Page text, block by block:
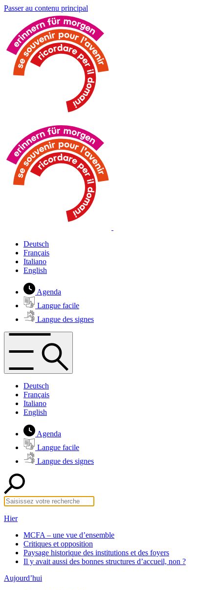
Passer au contenu principal
Deutsch
Français
Italiano
English
Agenda
Langue facile
Langue des signes
Deutsch
Français
Italiano
English
Agenda
Langue facile
Langue des signes
Hier
MCFA – une vue d’ensemble
Critiques et opposition
Paysage historique des institutions et des foyers
Il y avait aussi des bonnes structures d’accueil, non ?
Aujourd’hui